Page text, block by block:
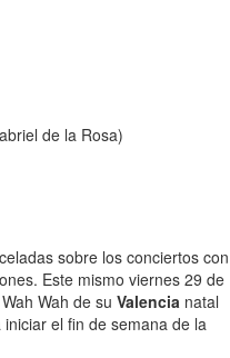
de la Rosa)
sobre los conciertos con
Este mismo viernes 29 de
Wah de su Valencia natal
el fin de semana de la